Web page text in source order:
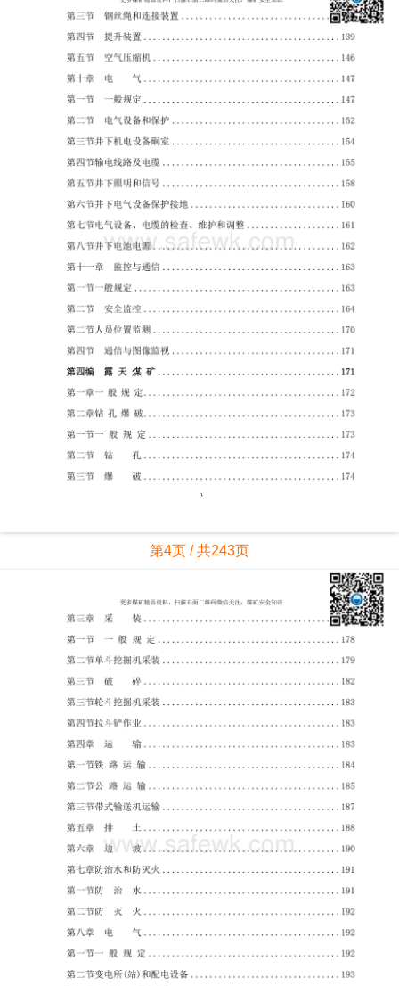
第4页 / 共243页